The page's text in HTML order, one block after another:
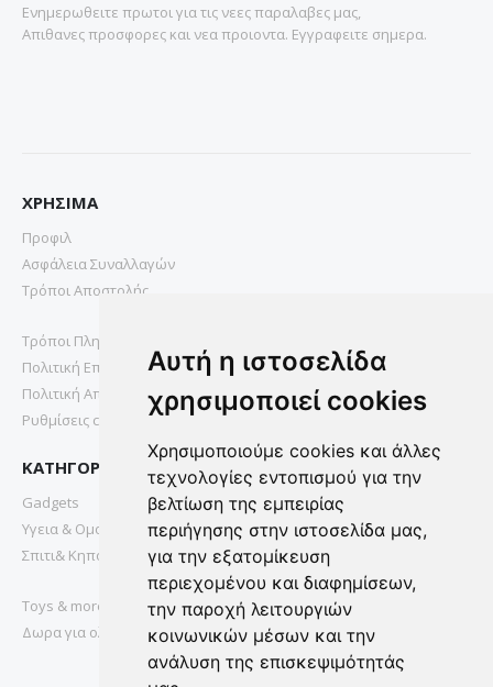
Αυτή η ιστοσελίδα
χρησιμοποιεί cookies
Χρησιμοποιούμε cookies και άλλες
τεχνολογίες εντοπισμού για την
βελτίωση της εμπειρίας
περιήγησης στην ιστοσελίδα μας,
για την εξατομίκευση
περιεχομένου και διαφημίσεων,
την παροχή λειτουργιών
κοινωνικών μέσων και την
ανάλυση της επισκεψιμότητάς
Ενημερωθειτε πρωτοι για τις νεες παραλαβες μας,
Απιθανες προσφορες και νεα προιοντα. Εγγραφειτε σημερα.
ΧΡΗΣΙΜΑ
Προφιλ
Ασφάλεια Συναλλαγών
Τρόποι Αποστολής
Τρόποι Πληρωμής
Πολιτική Επιστροφών
Πολιτική Απορρήτου
Ρυθμίσεις cookies
ΚΑΤΗΓΟΡΙΕΣ
Gadgets
Υγεια & Ομορφια
Σπιτι& Κηπος
Toys & more
Δωρα για ολους